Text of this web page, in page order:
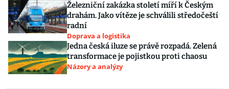
Železniční zakázka století míří k Českým
drahám. Jako vítěze je schválili středočeští
radní
Doprava a logistika
Jedna česká iluze se právě rozpadá. Zelená
transformace je pojistkou proti chaosu
Názory a analýzy